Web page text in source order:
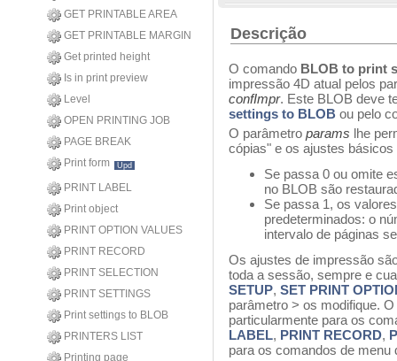
GET PRINTABLE AREA
GET PRINTABLE MARGIN
Get printed height
Is in print preview
Level
OPEN PRINTING JOB
PAGE BREAK
Print form
Upd
PRINT LABEL
Print object
PRINT OPTION VALUES
PRINT RECORD
PRINT SELECTION
PRINT SETTINGS
Print settings to BLOB
PRINTERS LIST
Printing page
Descrição
O comando BLOB to print
impressão 4D atual pelos
confImpr. Este BLOB deve
settings to BLOB ou pelo
O parâmetro params lhe
cópias" e os ajustes
Se passa 0 ou omite
no BLOB são
Se passa 1, os
predeterminados: o
intervalo de páginas
Os ajustes de impressão
toda a sessão, sempre e
SETUP, SET PRINT
parâmetro > os modifique.
particularmente para os
LABEL, PRINT RECORD,
para os comandos de menu